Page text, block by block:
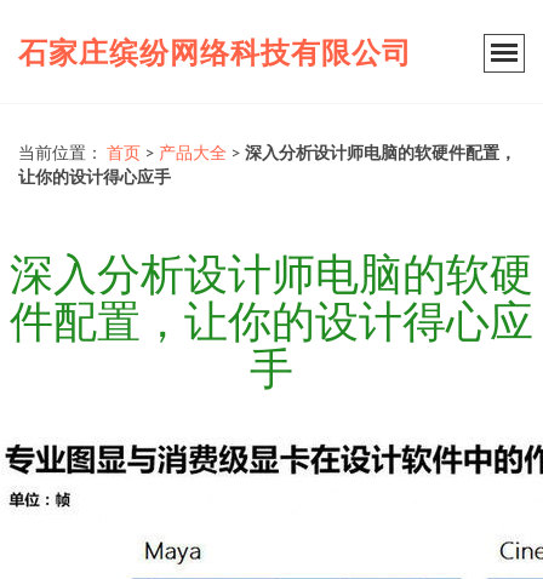
石家庄缤纷网络科技有限公司
当前位置： 首页 > 产品大全 > 深入分析设计师电脑的软硬件配置，
让你的设计得心应手
深入分析设计师电脑的软硬
件配置，让你的设计得心应
手